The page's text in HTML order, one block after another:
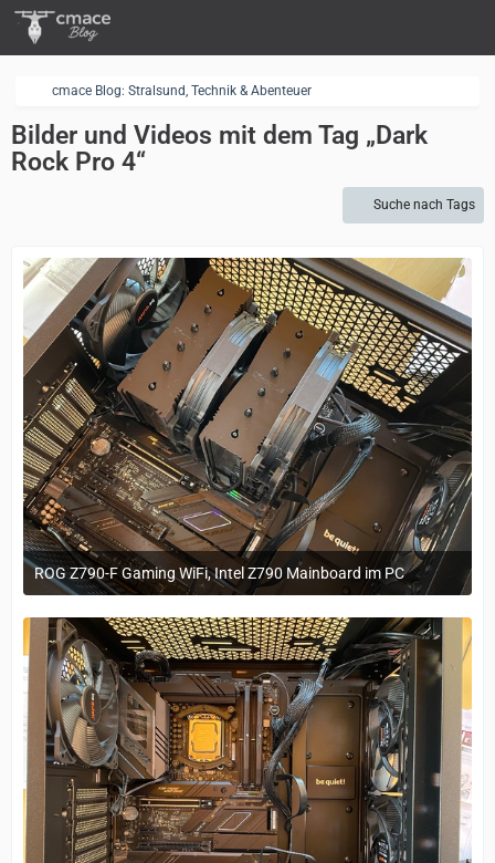
cmace Blog: Stralsund, Technik & Abenteuer
Bilder und Videos mit dem Tag „Dark
Rock Pro 4“
Suche nach Tags
ROG Z790-F Gaming WiFi, Intel Z790 Mainboard im PC
29. März 2023 um 11:20